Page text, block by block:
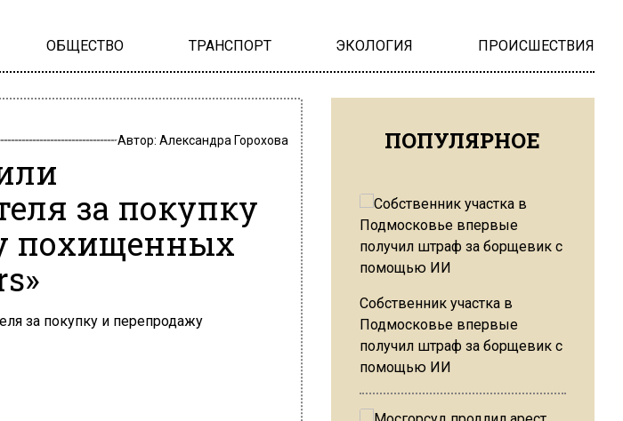
ОБЩЕСТВО ТРАНСПОРТ ЭКОЛОГИЯ ПРОИСШЕСТВИЯ
Автор: Александра Горохова
за покупку
похищенных
ПОПУЛЯРНОЕ
Собственник участка в
Подмосковье впервые
получил штраф за борщевик с
помощью ИИ